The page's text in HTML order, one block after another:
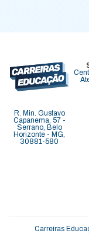
R. Min. Gustavo
Capanema, 57 -
Serrano, Belo
Horizonte - MG,
30881-580
Carreiras